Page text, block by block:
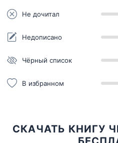
Не дочитал
Недописано
Чёрный список
В избранном
СКАЧАТЬ КНИГУ